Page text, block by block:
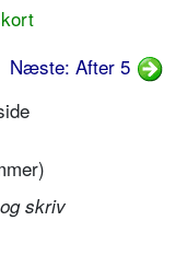
Næste: After 5
skriv